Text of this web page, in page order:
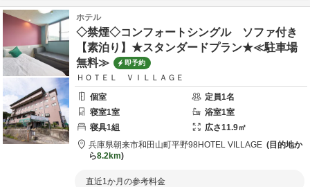
ホテル
◇禁煙◇コンフォートシングル ソファ付き
【素泊り】★スタンダードプラン★≪駐車場
無料≫
即予約
ＨＯＴＥＬ ＶＩＬＬＡＧＥ
個室
定員1名
寝室1室 浴室1室
寝具1組 広さ11.9㎡
兵庫県朝来市和田山町平野98HOTEL VILLAGE
目的地か
ら8.2km
直近1か月の参考料金